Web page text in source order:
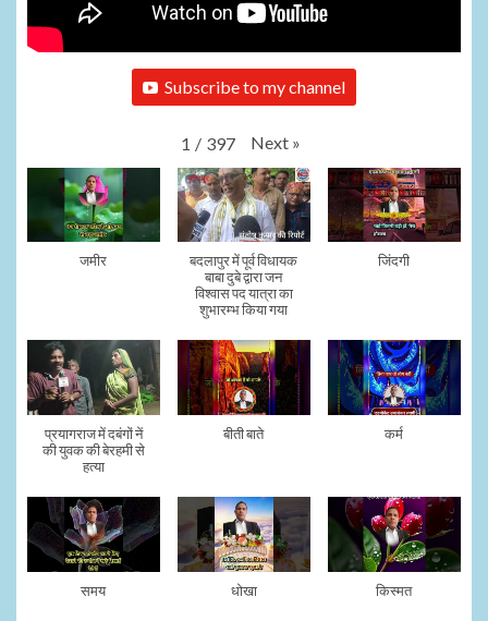
Subscribe to my channel
1 / 397 Next »
जमीर
बदलापुर में पूर्व विधायक
बाबा दुबे द्वारा जन
विश्वास पद यात्रा का
शुभारम्भ किया गया
जिंदगी
प्रयागराज में दबंगों नें
की युवक की बेरहमी से
हत्या
बीती बाते कर्म
समय धोखा किस्मत